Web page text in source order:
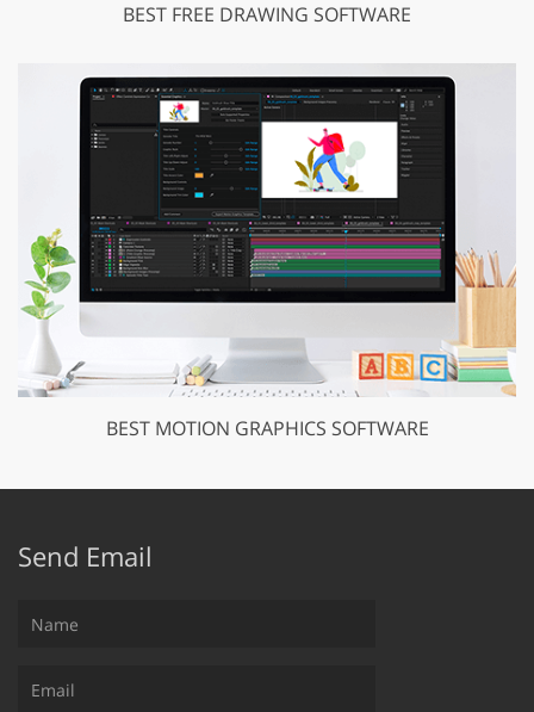
BEST FREE DRAWING SOFTWARE
BEST MOTION GRAPHICS SOFTWARE
Send Email